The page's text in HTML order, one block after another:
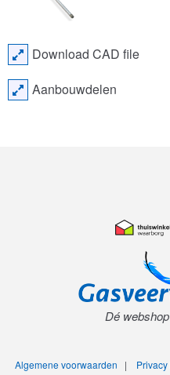
Download CAD file
Aanbouwdelen
Dé
Algemene voorwaarden |